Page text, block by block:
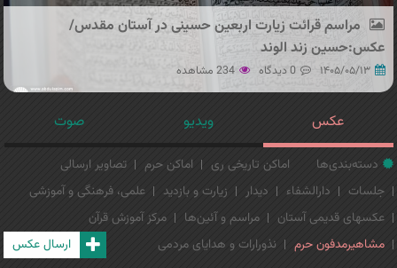
مراسم قرائت زیارت اربعین حسینی در آستان مقدس/
عکس:حسین زند الوند
۱۴۰۵/۰۵/۱۳ 0 دیدگاه 234 مشاهده
عکس ویدیو صوت
دسته‌بندی‌ها اماکن تاریخی ری اماکن حرم
تصاویر ارسالی
جلسات
دارالشفاء دیدار زیارت و بازدید
علمی، فرهنگی و آموزشی
عکسهای قدیمی آستان
مراسم و آئین‌ها
مرکز آموزش قرآن
مشاهیرمدفون حرم
نذورارات و هدایای مردمی ارسال عکس